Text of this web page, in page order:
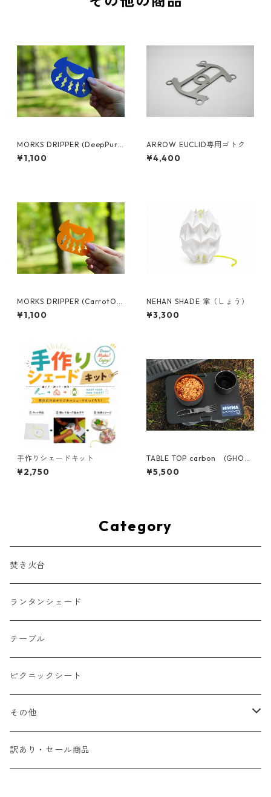
MORKS DRIPPER (DeepPurp
le)
¥1,100
ARROW EUCLID専用ゴトク
¥4,400
MORKS DRIPPER (CarrotOr
ange)
¥1,100
NEHAN SHADE 掌（しょう）
¥3,300
手作りシェードキット
¥2,750
TABLE TOP carbon (GHOST
TABLE レギュラーサイズ用)
¥5,500
Category
焚き火台
ランタンシェード
テーブル
ピクニックシート
その他
コーヒードリッパー
訳あり・セール商品